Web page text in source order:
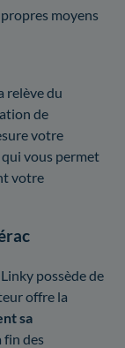
moyens
relève du
de
votre
vous permet
votre
possède de
offre la
sa
fin des